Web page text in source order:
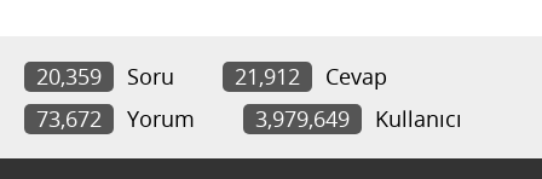
20,359 Soru 21,912
Cevap
73,672
Yorum 3,979,649 Kullanıcı